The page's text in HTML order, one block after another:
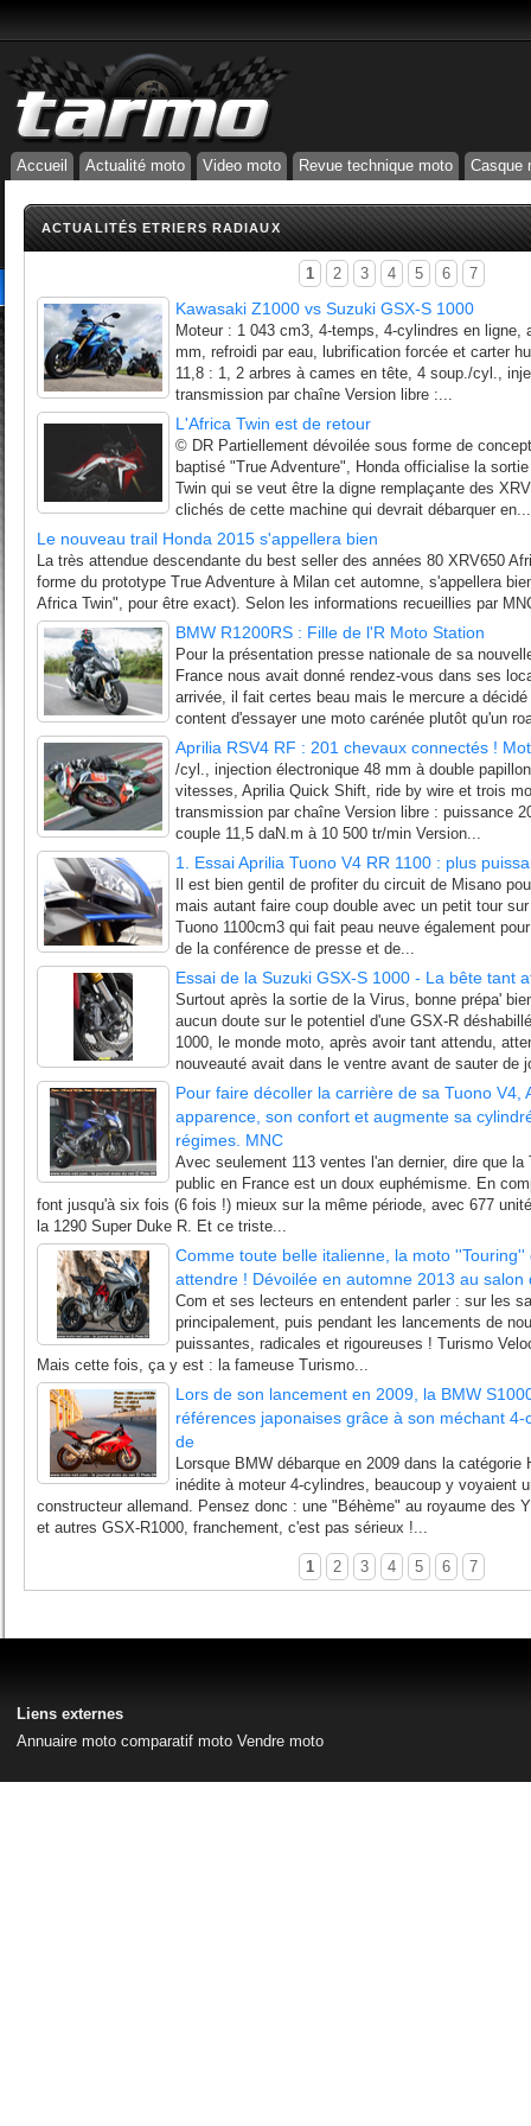
Accueil Actualité moto Video moto Revue technique moto Casque
ACTUALITÉS ETRIERS RADIAUX
1 2 3 4 5 6 7
Kawasaki Z1000 vs Suzuki GSX-S 1000
Moteur : 1 043 cm3, 4-temps, 4-cylindres en ligne,
mm, refroidi par eau, lubrification forcée et carter
11,8 : 1, 2 arbres à cames en tête, 4 soup./cyl.,
transmission par chaîne Version libre :...
L'Africa Twin est de retour
© DR Partiellement dévoilée sous forme de
baptisé "True Adventure", Honda officialise la
Twin qui se veut être la digne remplaçante des
clichés de cette machine qui devrait débarquer en...
Le nouveau trail Honda 2015 s'appellera bien
La très attendue descendante du best seller des années 80 XRV650
forme du prototype True Adventure à Milan cet automne, s'appellera
Africa Twin", pour être exact). Selon les informations recueillies par
BMW R1200RS : Fille de l'R Moto Station
Pour la présentation presse nationale de sa
France nous avait donné rendez-vous dans ses
arrivée, il fait certes beau mais le mercure a
content d'essayer une moto carénée plutôt qu'un
Aprilia RSV4 RF : 201 chevaux connectés !
/cyl., injection électronique 48 mm à double
vitesses, Aprilia Quick Shift, ride by wire et trois
transmission par chaîne Version libre : puissance
couple 11,5 daN.m à 10 500 tr/min Version...
1. Essai Aprilia Tuono V4 RR 1100 : plus
Il est bien gentil de profiter du circuit de Misano
mais autant faire coup double avec un petit tour
Tuono 1100cm3 qui fait peau neuve également
de la conférence de presse et de...
Essai de la Suzuki GSX-S 1000 - La bête tant
Surtout après la sortie de la Virus, bonne prépa'
aucun doute sur le potentiel d'une GSX-R
1000, le monde moto, après avoir tant attendu,
nouveauté avait dans le ventre avant de sauter de
Pour faire décoller la carrière de sa Tuono V4,
apparence, son confort et augmente sa
régimes. MNC
Avec seulement 113 ventes l'an dernier, dire que
public en France est un doux euphémisme. En
font jusqu'à six fois (6 fois !) mieux sur la même période, avec 677
la 1290 Super Duke R. Et ce triste...
Comme toute belle italienne, la moto
attendre ! Dévoilée en automne 2013 au salon
Com et ses lecteurs en entendent parler : sur les
principalement, puis pendant les lancements de
puissantes, radicales et rigoureuses ! Turismo
Mais cette fois, ça y est : la fameuse Turismo...
Lors de son lancement en 2009, la BMW
références japonaises grâce à son méchant
de
Lorsque BMW débarque en 2009 dans la catégorie
inédite à moteur 4-cylindres, beaucoup y voyaient
constructeur allemand. Pensez donc : une "Béhème" au royaume des
et autres GSX-R1000, franchement, c'est pas sérieux !...
1 2 3 4 5 6 7
Liens externes
Annuaire moto comparatif moto Vendre moto